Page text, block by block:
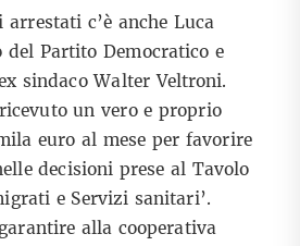
arrestati c’è anche Luca
del Partito Democratico e
sindaco Walter Veltroni.
un vero e proprio
euro al mese per favorire
decisioni prese al Tavolo
e Servizi sanitari’.
alla cooperativa